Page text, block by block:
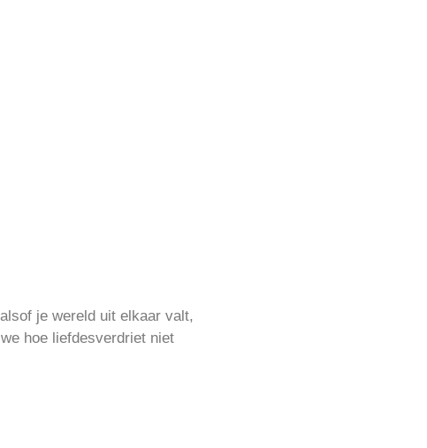
je wereld uit elkaar valt,
hoe liefdesverdriet niet